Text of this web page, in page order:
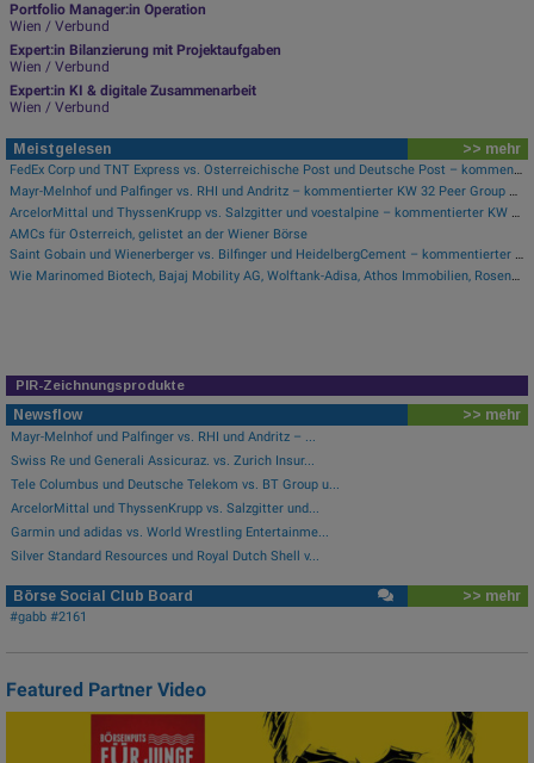
Portfolio Manager:in Operation
Wien / Verbund
Expert:in Bilanzierung mit Projektaufgaben
Wien / Verbund
Expert:in KI & digitale Zusammenarbeit
Wien / Verbund
Meistgelesen >> mehr
FedEx Corp und TNT Express vs. Österreichische Post und Deutsche Post – kommentierter KW 32 Peer Group Watch Post
Mayr-Melnhof und Palfinger vs. RHI und Andritz – kommentierter KW 32 Peer Group Watch Zykliker Österreich
ArcelorMittal und ThyssenKrupp vs. Salzgitter und voestalpine – kommentierter KW 32 Peer Group Watch Stahl
AMCs für Österreich, gelistet an der Wiener Börse
Saint Gobain und Wienerberger vs. Bilfinger und HeidelbergCement – kommentierter KW 32 Peer Group Watch Bau & Baustoffe
Wie Marinomed Biotech, Bajaj Mobility AG, Wolftank-Adisa, Athos Immobilien, Rosenbauer und Telekom Austria für Gesprächsstoff in Österreich sorgten
PIR-Zeichnungsprodukte
Newsflow >> mehr
Mayr-Melnhof und Palfinger vs. RHI und Andritz – ...
Swiss Re und Generali Assicuraz. vs. Zurich Insur...
Tele Columbus und Deutsche Telekom vs. BT Group u...
ArcelorMittal und ThyssenKrupp vs. Salzgitter und...
Garmin und adidas vs. World Wrestling Entertainme...
Silver Standard Resources und Royal Dutch Shell v...
Börse Social Club Board >> mehr
#gabb #2161
Featured Partner Video